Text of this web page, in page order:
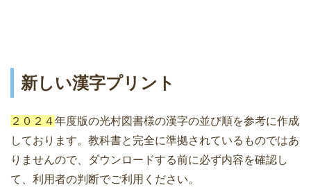
新しい漢字プリント
２０２４年度版の光村図書様の漢字の並び順を参考に作成
しております。教科書と完全に準拠されているものではあ
りませんので、ダウンロードする前に必ず内容を確認し
て、利用者の判断でご利用ください。